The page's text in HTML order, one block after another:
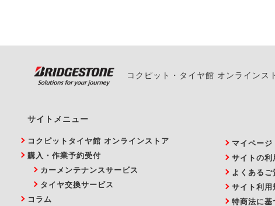
コクピット・タイヤ館 オンラインス
サイトメニュー
コクピットタイヤ館 オンラインストア
購入・作業予約受付
カーメンテナンスサービス
タイヤ交換サービス
コラム
マイページ
サイトの利
よくあるご
サイト利用
特商法に基